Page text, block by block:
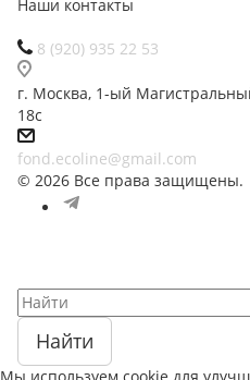
Наши контакты
8 (920) 935 22 53
г. Москва, 1-ый
18с
fond.ecoline@gmail.com
© 2026 Все права защищены.
Найти